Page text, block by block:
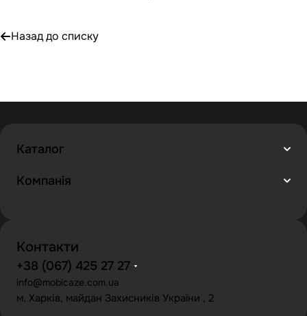
Назад до списку
Каталог
Компанія
Контакти
+38 (067) 425 27 27
info@mobicaze.com.ua
м. Харків, майдан Захисників України , 2